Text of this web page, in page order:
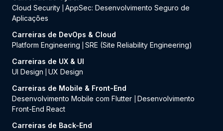
Cloud Security AppSec: Desenvolvimento Seguro de
Aplicações
Carreiras de DevOps & Cloud
Platform Engineering
SRE (Site Reliability Engineering)
Carreiras de UX & UI
UI Design
UX Design
Carreiras de Mobile & Front-End
Desenvolvimento Mobile com Flutter
Desenvolvimento
Front-End React
Carreiras de Back-End